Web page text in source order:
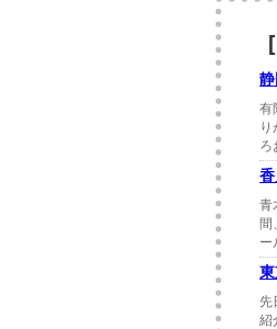
有
ろ
青
間
ー
先
紹